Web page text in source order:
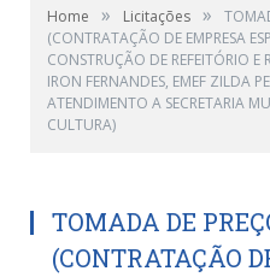
Home » Licitações »
(CONTRATAÇÃO DE EMPRESA
CONSTRUÇÃO DE REFEITÓRIO E
IRON FERNANDES, EMEF ZILDA
ATENDIMENTO A SECRETARIA
CULTURA)
TOMADA DE
(CONTRATAÇÃO